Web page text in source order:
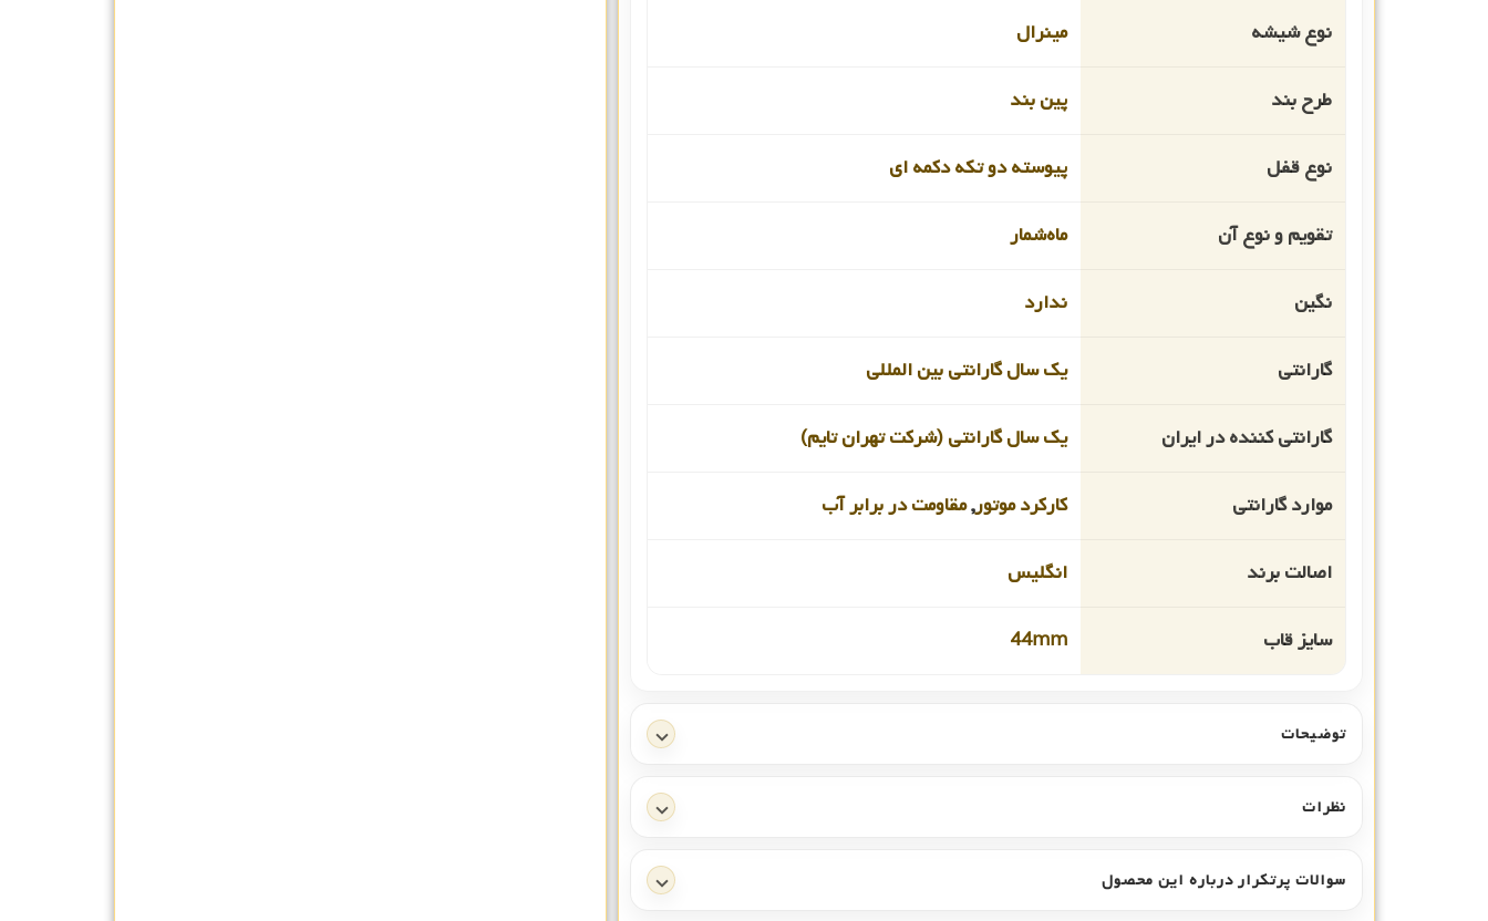
نوع شیشه مینرال
طرح بند پین بند
نوع قفل پیوسته دو تکه دکمه ای
تقویم و نوع آن ماه‌شمار
نگین ندارد
گارانتی یک سال گارانتی بین المللی
گارانتی کننده در ایران یک سال گارانتی (شرکت تهران تایم)
موارد گارانتی کارکرد موتور,مقاومت در برابر آب
اصالت برند انگلیس
سایز قاب 44mm
توضیحات
نظرات
سوالات پرتکرار درباره این محصول